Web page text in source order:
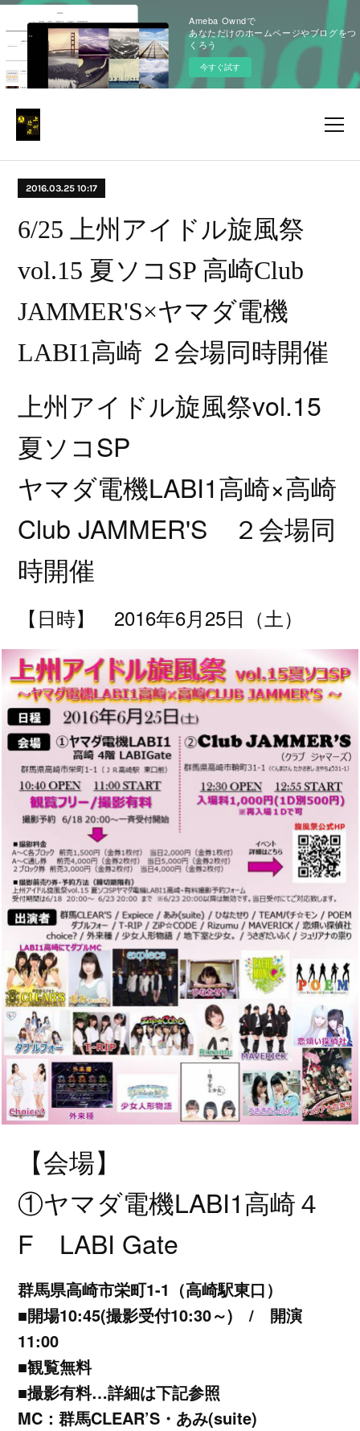
Ameba Owndで
あなただけのホームページやブログをつ
くろう
今すぐ試す
2016.03.25 10:17
6/25 上州アイドル旋風祭
vol.15 夏ソコSP 高崎Club
JAMMER'S×ヤマダ電機
LABI1高崎 ２会場同時開催
上州アイドル旋風祭vol.15
夏ソコSP
ヤマダ電機LABI1高崎×高崎
Club JAMMER'S ２会場同
時開催
【日時】 2016年6月25日（土）
【会場】
①ヤマダ電機LABI1高崎４
F LABI Gate
群馬県高崎市栄町1-1（高崎駅東口）
■開場10:45(撮影受付10:30～) / 開演
11:00
■観覧無料
■撮影有料…詳細は下記参照
MC：群馬CLEAR’S・あみ(suite)